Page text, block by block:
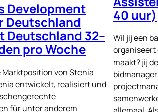
Development
Deutschland
Deutschland 32–
pro Woche
von Stenia
entwickelt, realisiert und
für unter anderem
40 uur)
Wil jij een
organiseert
maakt? jij